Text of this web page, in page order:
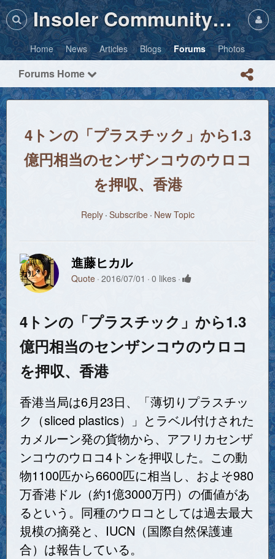
Insoler Community・Photos
Home News Articles Blogs Forums Photos
Forums Home
4トンの「プラスチック」から1.3
億円相当のセンザンコウのウロコ
を押収、香港
Reply Subscribe New Topic
進藤ヒカル
Quote 2016/07/01 0 likes
4トンの「プラスチック」から1.3
億円相当のセンザンコウのウロコ
を押収、香港
香港当局は6月23日、「薄切りプラスチッ
ク（sliced plastics）」とラベル付けされた
カメルーン発の貨物から、アフリカセンザ
ンコウのウロコ4トンを押収した。この動
物1100匹から6600匹に相当し、およそ980
万香港ドル（約1億3000万円）の価値があ
るという。同種のウロコとしては過去最大
規模の摘発と、IUCN（国際自然保護連
合）は報告している。